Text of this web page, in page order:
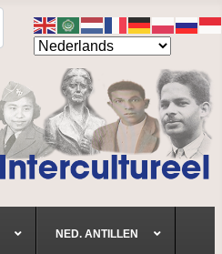
NED. ANTILLEN